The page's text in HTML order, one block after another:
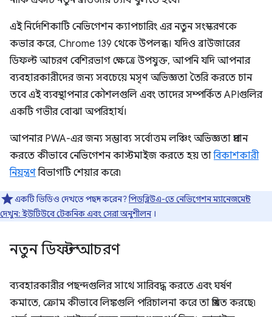
এই নির্দেশিকাটি নেভিগেশন ক্যাপচারিং এর নতুন সংস্করণকে
কভার করে, Chrome 139 থেকে উপলব্ধ। যদিও ব্রাউজারের
ডিফল্ট আচরণ বেশিরভাগ ক্ষেত্রে উপযুক্ত, আপনি যদি আপনার
ব্যবহারকারীদের জন্য সবচেয়ে মসৃণ অভিজ্ঞতা তৈরি করতে চান
তবে এই ব্যবস্থাপনার কৌশলগুলি এবং তাদের সম্পর্কিত APIগুলির
একটি গভীর বোঝা অপরিহার্য।
আপনার PWA-এর জন্য সম্ভাব্য সর্বোত্তম লঞ্চিং অভিজ্ঞতা প্রদান
করতে কীভাবে নেভিগেশন কাস্টমাইজ করতে হয় তাবিকাশকারী
নিয়ন্ত্রণবিভাগটি শেয়ার করে৷
একটি ভিডিও দেখতে পছন্দ করেন?পিডব্লিউএ-তে নেভিগেশন ম্যানেজমেন্ট
দেখুন: ইউটিউবে টেকনিক এবং সেরা অনুশীলন।
নতুন ডিফল্ট আচরণ
ব্যবহারকারীর পছন্দগুলির সাথে সারিবদ্ধ করতে এবং ঘর্ষণ
কমাতে, ক্রোম কীভাবে লিঙ্কগুলি পরিচালনা করে তা প্রমিত করছে৷